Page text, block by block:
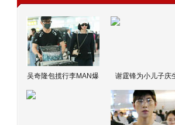
吴奇隆包揽行李MAN爆 谢霆锋为小儿子庆